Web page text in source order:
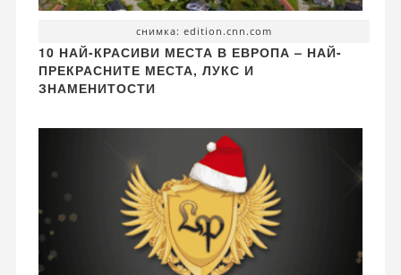
снимка: edition.cnn.com
10 НАЙ-КРАСИВИ МЕСТА В ЕВРОПА – НАЙ-
ПРЕКРАСНИТЕ МЕСТА, ЛУКС И
ЗНАМЕНИТОСТИ